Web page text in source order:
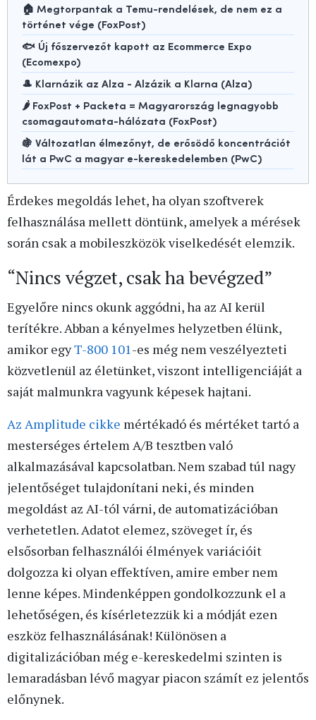
🏠 Megtorpantak a Temu-rendelések, de nem ez a
történet vége (FoxPost)
🐟 Új főszervezőt kapott az Ecommerce Expo
(Ecomexpo)
🎩 Klarnázik az Alza - Alzázik a Klarna (Alza)
🌶️ FoxPost + Packeta = Magyarország legnagyobb
csomagautomata-hálózata (FoxPost)
🍇 Változatlan élmezőnyt, de erősödő koncentrációt
lát a PwC a magyar e-kereskedelemben (PwC)
Érdekes megoldás lehet, ha olyan szoftverek
felhasználása mellett döntünk, amelyek a mérések
során csak a mobileszközök viselkedését elemzik.
“Nincs végzet, csak ha bevégzed”
Egyelőre nincs okunk aggódni, ha az AI kerül
terítékre. Abban a kényelmes helyzetben élünk,
amikor egyT-800 101 -es még nem veszélyezteti
közvetlenül az életünket, viszont intelligenciáját a
saját malmunkra vagyunk képesek hajtani.
Az Amplitude cikke mértékadó és mértéket tartó a
mesterséges értelem A/B tesztben való
alkalmazásával kapcsolatban. Nem szabad túl nagy
jelentőséget tulajdonítani neki, és minden
megoldást az AI-tól várni, de automatizációban
verhetetlen. Adatot elemez, szöveget ír, és
elsősorban felhasználói élmények variációit
dolgozza ki olyan effektíven, amire ember nem
lenne képes. Mindenképpen gondolkozzunk el a
lehetőségen, és kísérletezzük ki a módját ezen
eszköz felhasználásának! Különösen a
digitalizációban még e-kereskedelmi szinten is
lemaradásban lévő magyar piacon számít ez jelentős
előnynek.